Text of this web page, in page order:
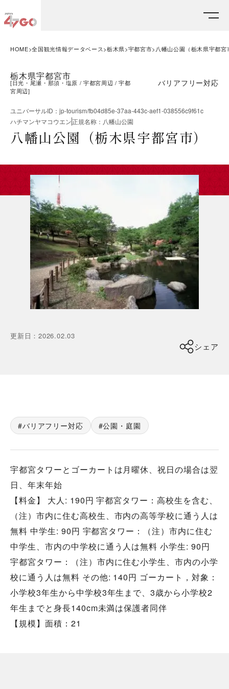
HOME 全国観光情報データベース 栃木県 宇都宮市 八幡山公園（栃木県宇都宮
栃木県宇都宮市
[日光・尾瀬・那須・塩原 宇都宮周辺
宇都
宮周辺]
バリアフリー対応
ユニバーサルID ： jp-tourism/fb04d85e-37aa-443c-aef1-038556c9f61c
ハチマンヤマコウエン正規名称 ： 八幡山公園
八幡山公園（栃木県宇都宮市）
更新日 ：2026.02.03
シェア
バリアフリー対応 公園・庭園
宇都宮タワーとゴーカートは月曜休、祝日の場合は翌
日、年末年始
【料金】 大人: 190円 宇都宮タワー：高校生を含む、
（注）市内に住む高校生、市内の高等学校に通う人は
無料 中学生: 90円 宇都宮タワー：（注）市内に住む
中学生、市内の中学校に通う人は無料 小学生: 90円
宇都宮タワー：（注）市内に住む小学生、市内の小学
校に通う人は無料 その他: 140円 ゴーカート，対象：
小学校3年生から中学校3年生まで、3歳から小学校2
年生までと身長140cm未満は保護者同伴
【規模】面積：21